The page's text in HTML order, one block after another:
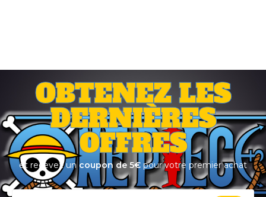
OBTENEZ LES
DERNIÈRES
OFFRES
et recevez un coupon de 5€ pour votre premier achat